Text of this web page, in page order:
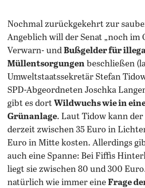
Nochmal zurückgekehrt zur
Angeblich will der Senat „noch im
Verwarn- und Bußgelder für
Müllentsorgungen beschließen
Umweltstaatssekretär Stefan
SPD-Abgeordneten Joschka
gibt es dort Wildwuchs wie in
Grünanlage. Laut Tidow kann
derzeit zwischen 35 Euro in
Euro in Mitte kosten. Allerdings
auch eine Spanne: Bei Fiffis
liegt sie zwischen 80 und 300
natürlich wie immer eine Frage